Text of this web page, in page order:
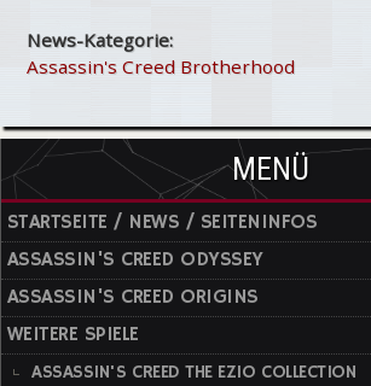
News-Kategorie:
Assassin's Creed Brotherhood
MENÜ
STARTSEITE / NEWS / SEITENINFOS
ASSASSIN'S CREED ODYSSEY
ASSASSIN'S CREED ORIGINS
WEITERE SPIELE
ASSASSIN'S CREED THE EZIO COLLECTION